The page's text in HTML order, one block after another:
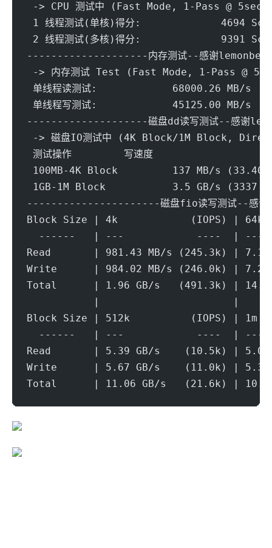
-> CPU 测试中 (Fast Mode, 1-Pass @ 5sec)
1 线程测试(单核)得分:
2 线程测试(多核)得分:
--------------------内存测试--感谢
-> 内存测试 Test (Fast Mode, 1-Pass @
单线程读测试:		68000.26 MB/s
单线程写测试:		45125.00 MB/s
--------------------磁盘dd读写测试--感谢
-> 磁盘IO测试中 (4K Block/1M Block,
----------------------磁盘fio读写测试--感
Block Size | 4k            (IOPS) |
------   | ---            ----  |
Read       | 981.43 MB/s (245.3k) |
Write      | 984.02 MB/s (246.0k) | 7.22
Total      | 1.96 GB/s   (491.3k) |
|
Block Size | 512k          (IOPS) |
------   | ---            ----  |
Read       | 5.39 GB/s    (10.5k) |
Write      | 5.67 GB/s    (11.0k) |
Total      | 11.06 GB/s   (21.6k) |